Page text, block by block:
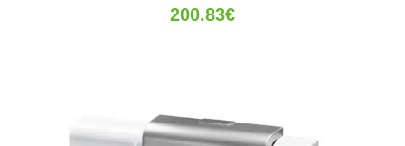
200.83€